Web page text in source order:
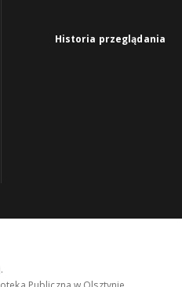
Historia przeglądania